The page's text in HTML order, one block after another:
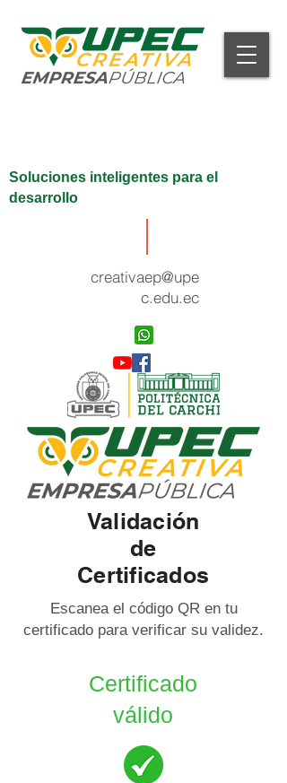
Soluciones inteligentes para el
desarrollo
creativaep@upe
c.edu.ec
Validación
de
Certificados
Escanea el código QR en tu
certificado para verificar su validez.
Certificado
válido